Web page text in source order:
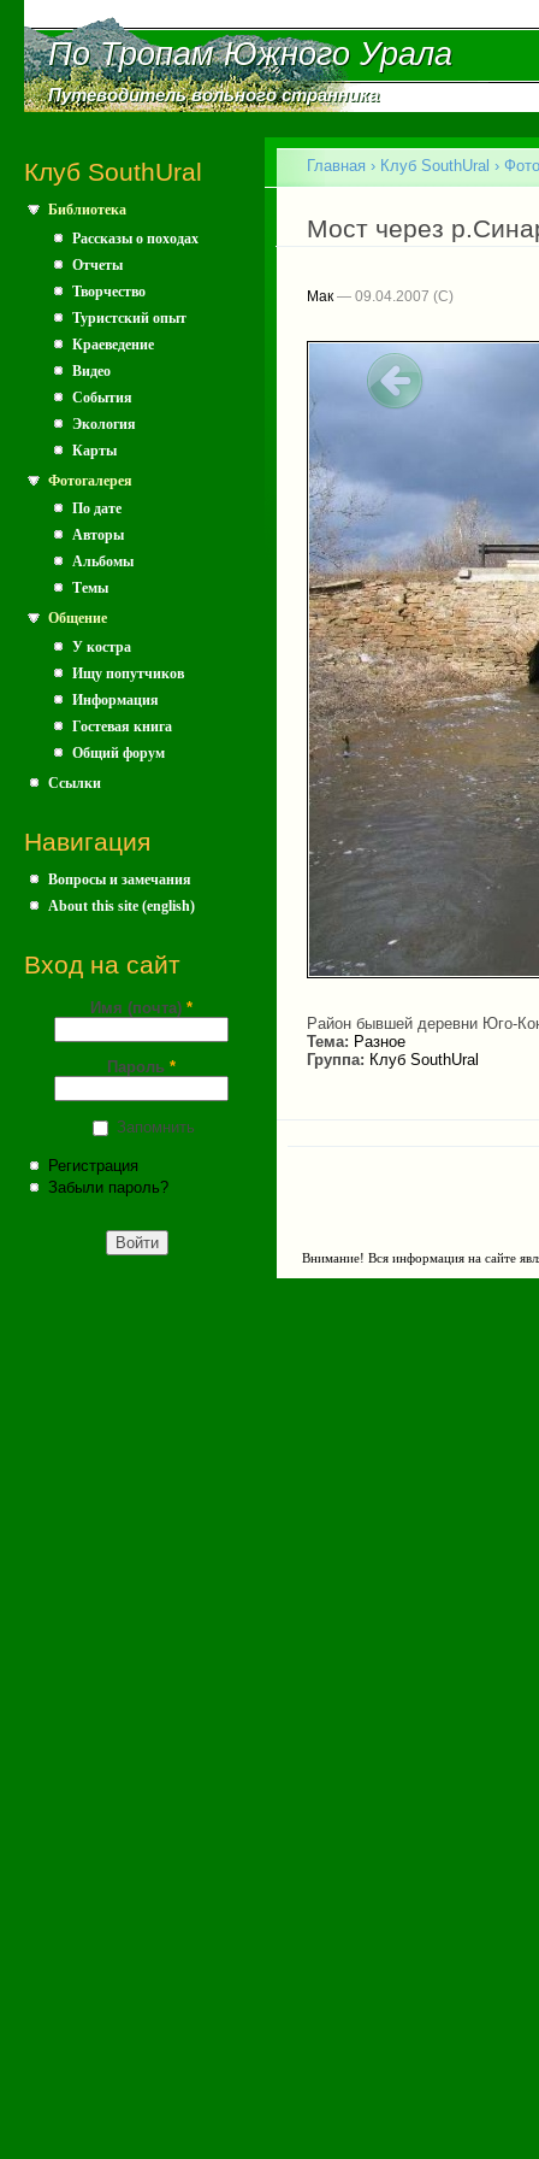
По Тропам Южного Урала
По Тропам Южного Урала
Путеводитель вольного странника
Путеводитель вольного странника
Клуб SouthUral
Библиотека
Рассказы о походах
Отчеты
Творчество
Туристский опыт
Краеведение
Видео
События
Экология
Карты
Фотогалерея
По дате
Авторы
Альбомы
Темы
Общение
У костра
Ищу попутчиков
Информация
Гостевая книга
Общий форум
Ссылки
Навигация
Вопросы и замечания
About this site (english)
Вход на сайт
Имя (почта) *
Пароль *
Запомнить
Регистрация
Забыли пароль?
Вы здесь
Главная › Клуб SouthUral ›
Мост через
Мак — 09.04.2007
Район бывшей деревни Юго-
Тема: Разное
Группа: Клуб SouthUral
Внимание! Вся информация на сайте